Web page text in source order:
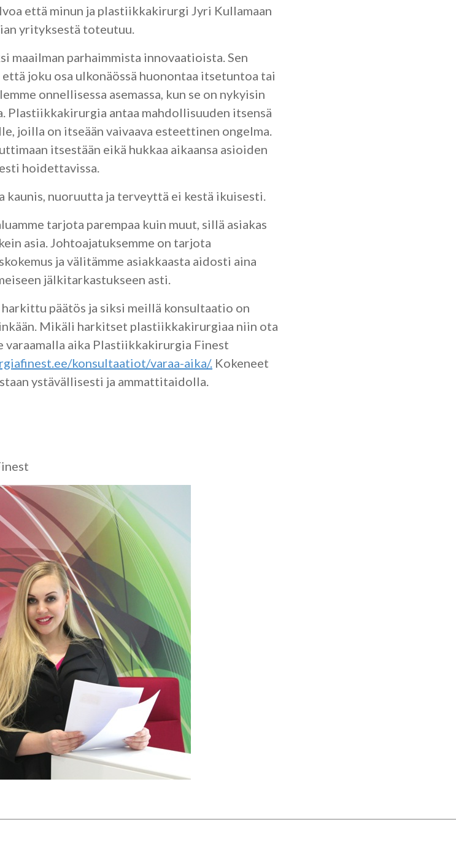
että minun ja plastiikkakirurgi Jyri Kullamaan
yrityksestä toteutuu.
parhaimmista innovaatioista. Sen
joku osa ulkonäössä huonontaa itsetuntoa tai
onnellisessa asemassa, kun se on nykyisin
Plastiikkakirurgia antaa mahdollisuuden itsensä
joilla on itseään vaivaava esteettinen ongelma.
itsestään eikä hukkaa aikaansa asioiden
hoidettavissa.
kaunis, nuoruutta ja terveyttä ei kestä ikuisesti.
tarjota parempaa kuin muut, sillä asiakas
asia. Johtoajatuksemme on tarjota
ja välitämme asiakkaasta aidosti aina
jälkitarkastukseen asti.
päätös ja siksi meillä konsultaatio on
Mikäli harkitset plastiikkakirurgiaa niin ota
aika Plastiikkakirurgia Finest
konsultaatiot/varaa-aika/. Kokeneet
ystävällisesti ja ammattitaidolla.